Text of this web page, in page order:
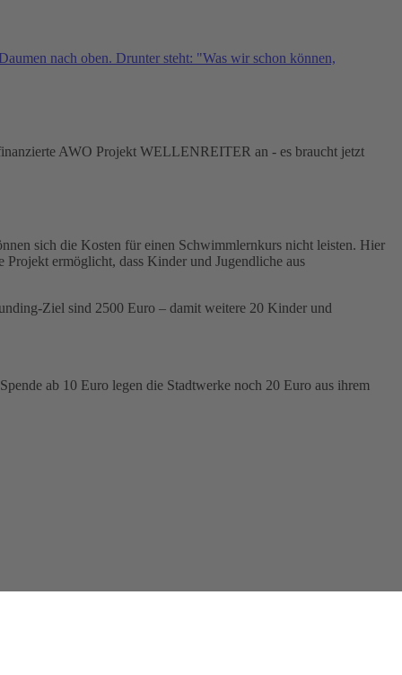
AWO Projekt WELLENREITER an - es braucht jetzt
sich die Kosten für einen Schwimmlernkurs nicht leisten. Hier
Projekt ermöglicht, dass Kinder und Jugendliche aus
Ziel sind 2500 Euro – damit weitere 20 Kinder und
ab 10 Euro legen die Stadtwerke noch 20 Euro aus ihrem